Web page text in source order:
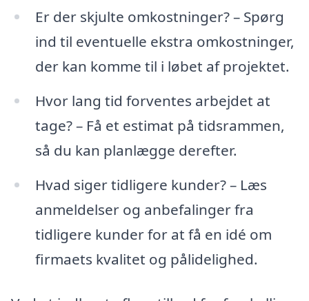
Er der skjulte omkostninger? – Spørg
ind til eventuelle ekstra omkostninger,
der kan komme til i løbet af projektet.
Hvor lang tid forventes arbejdet at
tage? – Få et estimat på tidsrammen,
så du kan planlægge derefter.
Hvad siger tidligere kunder? – Læs
anmeldelser og anbefalinger fra
tidligere kunder for at få en idé om
firmaets kvalitet og pålidelighed.